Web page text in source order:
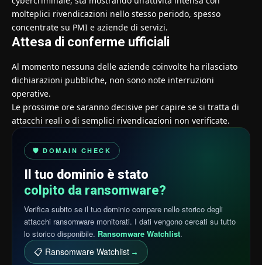
molteplici rivendicazioni nello stesso periodo, spesso
concentrate su PMI e aziende di servizi.
Attesa di conferme ufficiali
Al momento nessuna delle aziende coinvolte ha rilasciato
dichiarazioni pubbliche, non sono note interruzioni
operative.
Le prossime ore saranno decisive per capire se si tratta di
attacchi reali o di semplici rivendicazioni non verificate.
🛡️ DOMAIN CHECK
Il tuo dominio è stato
colpito da ransomware?
Verifica subito se il tuo dominio compare nello storico degli
attacchi ransomware monitorati. I dati vengono cercati su tutto
lo storico disponibile. Ransomware Watchlist.
📋 Ransomware Watchlist →